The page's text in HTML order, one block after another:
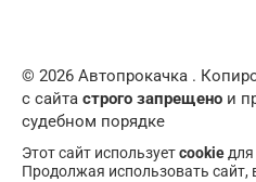
© 2026 Автопрокачка .
с сайта строго запрещено и
судебном порядке
Этот сайт используетcookie
Продолжая использовать сайт,